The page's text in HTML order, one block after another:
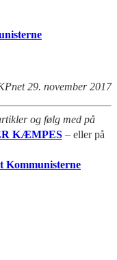
29. november 2017
og følg med på
KÆMPES – eller på
Kommunisterne